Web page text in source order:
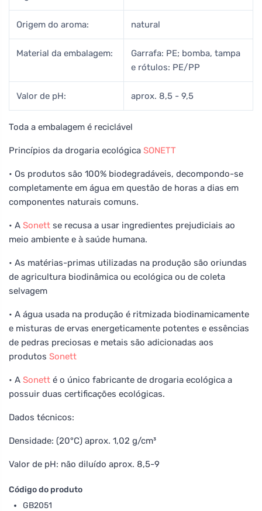
Origem do aroma: natural
Material da embalagem:
Garrafa: PE; bomba, tampa
e rótulos: PE/PP
Valor de pH: aprox. 8,5 - 9,5
Toda a embalagem é reciclável
Princípios da drogaria ecológica SONETT
• Os produtos são 100% biodegradáveis, decompondo-se
completamente em água em questão de horas a dias em
componentes naturais comuns.
• A Sonett se recusa a usar ingredientes prejudiciais ao
meio ambiente e à saúde humana.
• As matérias-primas utilizadas na produção são oriundas
de agricultura biodinâmica ou ecológica ou de coleta
selvagem
• A água usada na produção é ritmizada biodinamicamente
e misturas de ervas energeticamente potentes e essências
de pedras preciosas e metais são adicionadas aos
produtos Sonett
• A Sonett é o único fabricante de drogaria ecológica a
possuir duas certificações ecológicas.
Dados técnicos:
Densidade: (20°C) aprox. 1,02 g/cm³
Valor de pH: não diluído aprox. 8,5-9
Código do produto
GB2051